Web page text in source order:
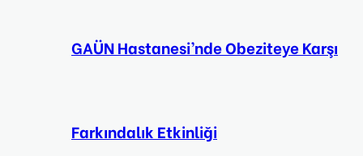
GAÜN Hastanesi’nde Obeziteye Karşı
Farkındalık Etkinliği